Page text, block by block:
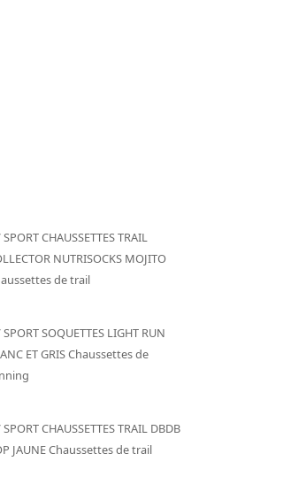
SPORT CHAUSSETTES TRAIL
NUTRISOCKS MOJITO
de trail
SPORT SOQUETTES LIGHT RUN
ET GRIS Chaussettes de
SPORT CHAUSSETTES TRAIL DBDB
JAUNE Chaussettes de trail